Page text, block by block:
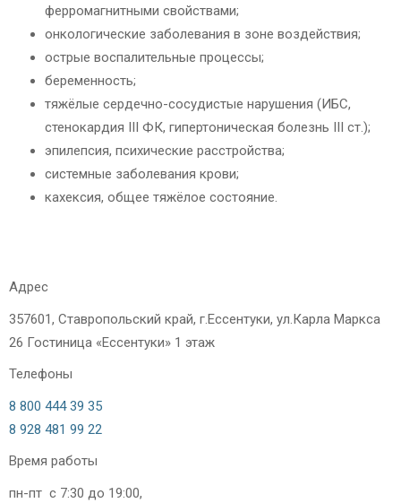
ферромагнитными свойствами;
онкологические заболевания в зоне воздействия;
острые воспалительные процессы;
беременность;
тяжёлые сердечно-сосудистые нарушения (ИБС,
стенокардия III ФК, гипертоническая болезнь III ст.);
эпилепсия, психические расстройства;
системные заболевания крови;
кахексия, общее тяжёлое состояние.
Адрес
357601, Ставропольский край, г.Ессентуки, ул.Карла Маркса
26 Гостиница «Ессентуки» 1 этаж
Телефоны
8 800 444 39 35
8 928 481 99 22
Время работы
пн-пт с 7:30 до 19:00,